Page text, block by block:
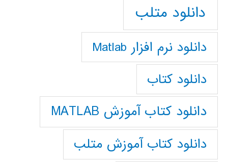
دانلود متلب
دانلود نرم افزار Matlab
دانلود کتاب
دانلود کتاب آموزش MATLAB
دانلود کتاب آموزش متلب